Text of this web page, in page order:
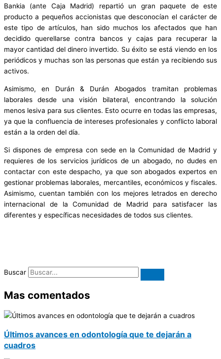
Bankia (ante Caja Madrid) repartió un gran paquete de este
producto a pequeños accionistas que desconocían el carácter de
este tipo de artículos, han sido muchos los afectados que han
decidido querellarse contra bancos y cajas para recuperar la
mayor cantidad del dinero invertido. Su éxito se está viendo en los
periódicos y muchas son las personas que están ya recibiendo sus
activos.
Asimismo, en Durán & Durán Abogados tramitan problemas
laborales desde una visión bilateral, encontrando la solución
menos lesiva para sus clientes. Esto ocurre en todas las empresas,
ya que la confluencia de intereses profesionales y conflicto laboral
están a la orden del día.
Si dispones de empresa con sede en la Comunidad de Madrid y
requieres de los servicios jurídicos de un abogado, no dudes en
contactar con este despacho, ya que son abogados expertos en
gestionar problemas laborales, mercantiles, económicos y fiscales.
Asimismo, cuentan también con los mejores letrados en derecho
internacional de la Comunidad de Madrid para satisfacer las
diferentes y específicas necesidades de todos sus clientes.
Buscar
Mas comentados
Últimos avances en odontología que te dejarán a
cuadros